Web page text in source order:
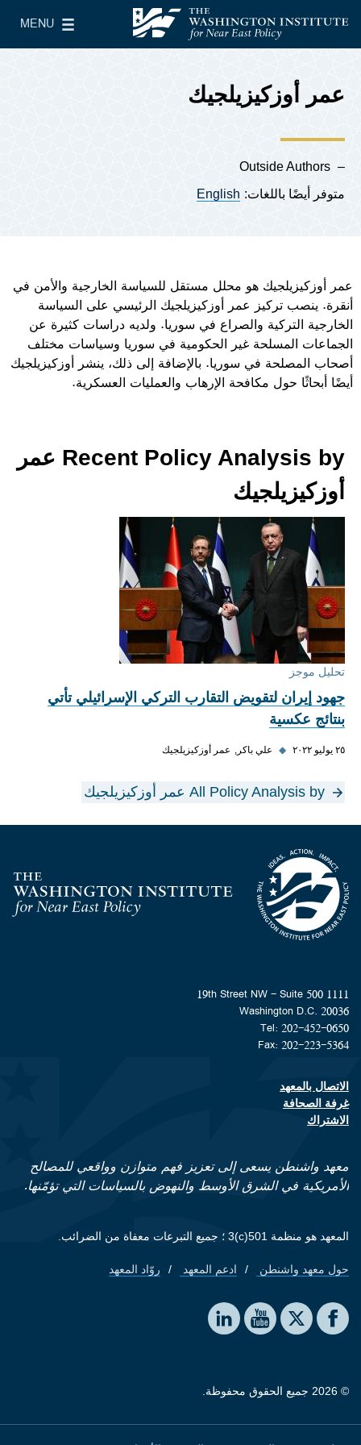
معهد واشنطن لسياسات الشرق الأدنى
MENU
Main Menu
عمر أوزكيزيلجيك
Outside Authors
متوفر أيضًا باللغات: English
عمر أوزكيزيلجيك هو محلل مستقل للسياسة الخارجية والأمن في
أنقرة. ينصب تركيز عمر أوزكيزيلجيك الرئيسي على السياسة
الخارجية التركية والصراع في سوريا. ولديه دراسات كثيرة عن
الجماعات المسلحة غير الحكومية في سوريا وسياسات مختلف
أصحاب المصلحة في سوريا. بالإضافة إلى ذلك، ينشر أوزكيزيلجيك
أيضًا أبحاثًا حول مكافحة الإرهاب والعمليات العسكرية.
Recent Policy Analysis by عمر
أوزكيزيلجيك
تحليل موجز
جهود إيران لتقويض التقارب التركي الإسرائيلي تأتي
بنتائج عكسية
٢٥ يوليو ٢٠٢٢ ◆ علي باكر عمر أوزكيزيلجيك
All Policy Analysis by عمر أوزكيزيلجيك
Homepage
1111 19th Street NW - Suite 500
Washington D.C. 20036
Tel: 202-452-0650
Fax: 202-223-5364
Footer contact links
الاتصال بالمعهد
غرفة الصحافة
الاشتراك
معهد واشنطن يسعى إلى تعزيز فهم متوازن وواقعي للمصالح
الأمريكية في الشرق الأوسط والنهوض بالسياسات التي تؤمّنها.
المعهد هو منظمة 501(c)3 ؛ جميع التبرعات معفاة من الضرائب.
Footer quick links
حول معهد واشنطن ادعم المعهد روّاد المعهد
Social media
The Washington Institute on Facebook
The Washington Institute on X
The Washington Institute on YouTube
The Washington Institute on LinkedIn
© 2026 جميع الحقوق محفوظة.